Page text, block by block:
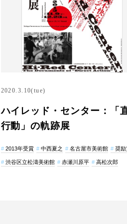
2020.3.10(tue)
ハイレッド・センター：「
行動」の軌跡展
2013年受賞 中西夏之 名古屋市美術館 奨励
渋谷区立松濤美術館 赤瀬川原平 高松次郎